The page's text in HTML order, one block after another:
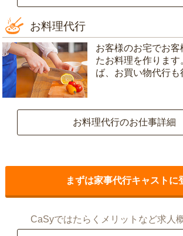
お料理代行
お客様のお宅でお客
たお料理を作りま
ば、お買い物代行も
お料理代行のお仕事詳細
まずは家事代行キャストに
CaSyではたらくメリットなど求人